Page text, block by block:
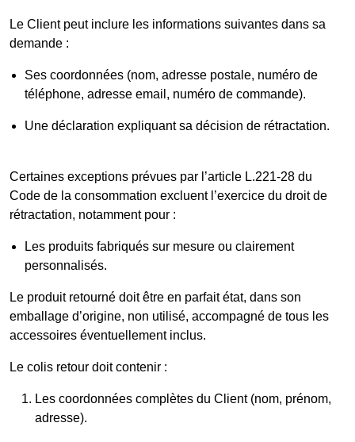
Le Client peut inclure les informations suivantes dans sa
demande :
Ses coordonnées (nom, adresse postale, numéro de
téléphone, adresse email, numéro de commande).
Une déclaration expliquant sa décision de rétractation.
Certaines exceptions prévues par l’article L.221-28 du
Code de la consommation excluent l’exercice du droit de
rétractation, notamment pour :
Les produits fabriqués sur mesure ou clairement
personnalisés.
Le produit retourné doit être en parfait état, dans son
emballage d’origine, non utilisé, accompagné de tous les
accessoires éventuellement inclus.
Le colis retour doit contenir :
Les coordonnées complètes du Client (nom, prénom,
adresse).